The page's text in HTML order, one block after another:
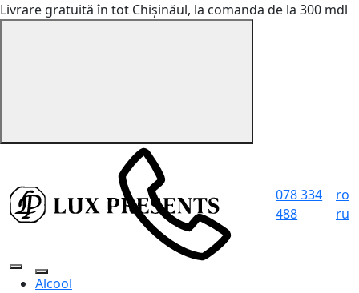
Livrare gratuită în tot Chișinăul, la comanda de la 300 mdl
078 334
488
ro
ru
Alcool